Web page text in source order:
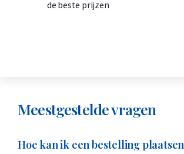
de beste prijzen
Meestgestelde vragen
Hoe kan ik een bestelling